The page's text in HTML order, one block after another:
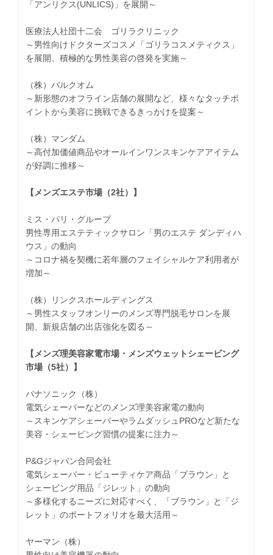
「アンリクス(UNLICS)」を展開～
医療法人社団十二会 ゴリラクリニック
～男性向けドクターズコスメ「ゴリラコスメティクス」
を展開、積極的な男性美容の啓発を実施～
（株）バルクオム
～新形態のオフライン店舗の展開など、様々なタッチポ
イントから美容に挑戦できるきっかけを提案～
（株）マンダム
～高付加価値商品やオールインワンスキンケアアイテム
が好調に推移～
【メンズエステ市場（2社）】
ミス・パリ・グループ
男性専用エステティックサロン「男のエステ ダンディハ
ウス」の動向
～コロナ禍を契機に若年層のフェイシャルケア利用者が
増加～
（株）リンクスホールディングス
～男性スタッフオンリーのメンズ専門脱毛サロンを展
開、新規店舗の出店強化を図る～
【メンズ理美容家電市場・メンズウェットシェービング
市場（5社）】
パナソニック（株）
電気シェーバーなどのメンズ理美容家電の動向
～スキンケアシェーバーやラムダッシュPROなど新たな
美容・シェービング習慣の提案に注力～
P&Gジャパン合同会社
電気シェーバー・ビューティケア商品「ブラウン」と
シェービング用品「ジレット」の動向
～多様化するニーズに対応すべく、「ブラウン」と「ジ
レット」のポートフォリオを最大活用～
ヤーマン（株）